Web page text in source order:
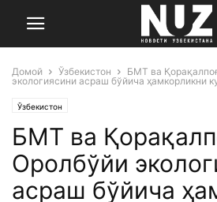
Домой Ўзбекистон
БМТ ва
экологиясини асраш бўйича ҳамкорликни
Ўзбекистон
БМТ ва
Оролбўйи
асраш бўйича